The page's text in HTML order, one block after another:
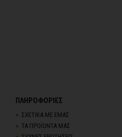
ΠΛΗΡΟΦΟΡΙΕΣ
ΣΧΕΤΙΚΑ ΜΕ ΕΜΑΣ
ΤΑ ΠΡΟΪΟΝΤΑ ΜΑΣ